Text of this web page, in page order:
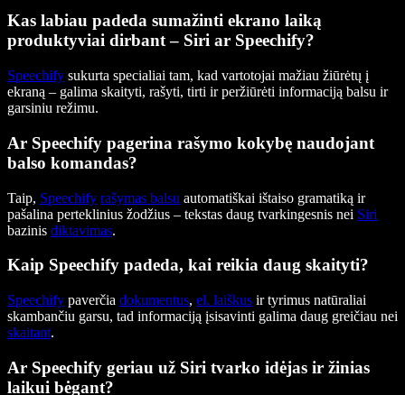
Kas labiau padeda sumažinti ekrano laiką
produktyviai dirbant – Siri ar Speechify?
Speechify sukurta specialiai tam, kad vartotojai mažiau žiūrėtų į
ekraną – galima skaityti, rašyti, tirti ir peržiūrėti informaciją balsu ir
garsiniu režimu.
Ar Speechify pagerina rašymo kokybę naudojant
balso komandas?
Taip, Speechify rašymas balsu automatiškai ištaiso gramatiką ir
pašalina perteklinius žodžius – tekstas daug tvarkingesnis nei Siri
bazinis diktavimas.
Kaip Speechify padeda, kai reikia daug skaityti?
Speechify paverčia dokumentus, el. laiškus ir tyrimus natūraliai
skambančiu garsu, tad informaciją įsisavinti galima daug greičiau nei
skaitant.
Ar Speechify geriau už Siri tvarko idėjas ir žinias
laikui bėgant?